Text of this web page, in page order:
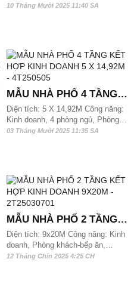
phòng ngủ và 4 wc. Mẫu nhà phố
10 Tháng Mười 2025 11:40 SA
MẪU NHÀ PHỐ 4 TẦNG
KẾT HỢP KINH DOANH 5
X 14,92M - 4T250505
Diện tích: 5 X 14,92M Công năng:
Kinh doanh, 4 phòng ngủ, Phòng
khách, Phòng bếp ăn, phòng thờ,
03 Tháng Mười 2025 11:35 SA
MẪU NHÀ PHỐ 2 TẦNG
KẾT HỢP KINH DOANH
9X20M - 2T25030701
Diện tích: 9x20M Công năng: Kinh
doanh, Phòng khách-bếp ăn,
phòng thờ, 4 phòng ngủ và 3 wc.
12 Tháng Chín 2025 4:25 CH